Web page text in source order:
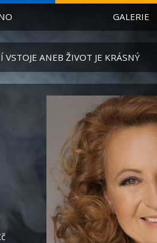
GALERIE
VSTOJE ANEB ŽIVOT JE KRÁSNÝ